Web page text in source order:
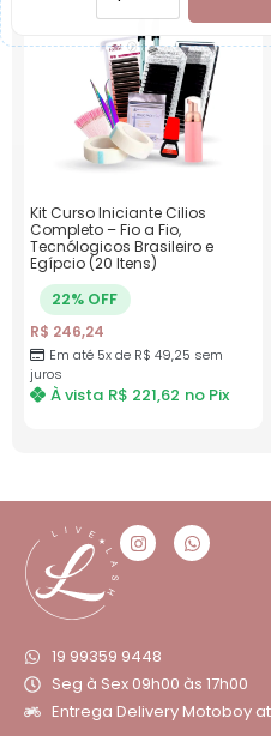
Kit Curso Iniciante Cilios
Completo – Fio a Fio,
Tecnólogicos Brasileiro e
Egípcio (20 Itens)
22% OFF
R$ 246,24
Em até 5x de R$ 49,25 sem
juros
À vista R$ 221,62 no Pix
19 99359 9448
Seg à Sex 09h00 às 17h00
Entrega Delivery Motoboy